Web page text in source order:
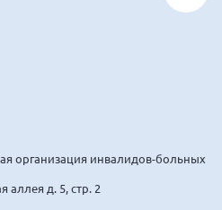
организация инвалидов-больных
аллея д. 5, стр. 2